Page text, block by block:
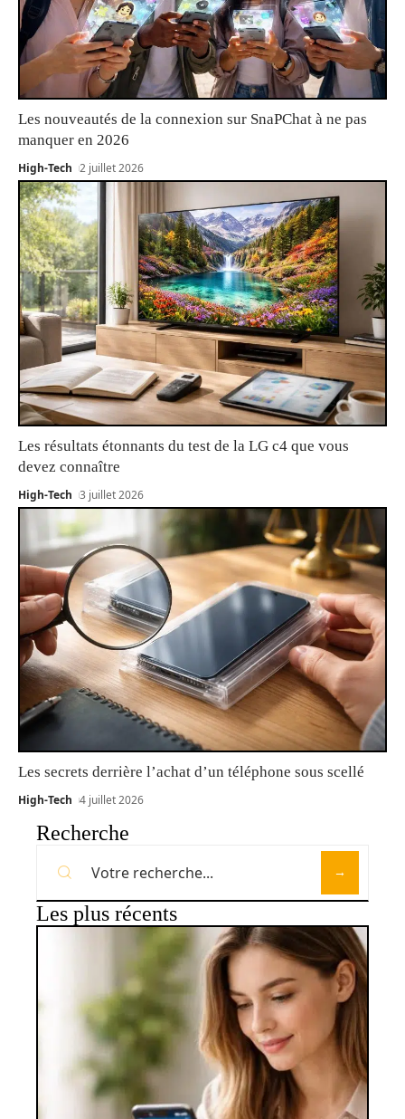
Les nouveautés de la connexion sur SnaPChat à ne pas
manquer en 2026
High-Tech 2 juillet 2026
Les résultats étonnants du test de la LG c4 que vous
devez connaître
High-Tech 3 juillet 2026
Les secrets derrière l’achat d’un téléphone sous scellé
High-Tech 4 juillet 2026
Recherche
Les plus récents